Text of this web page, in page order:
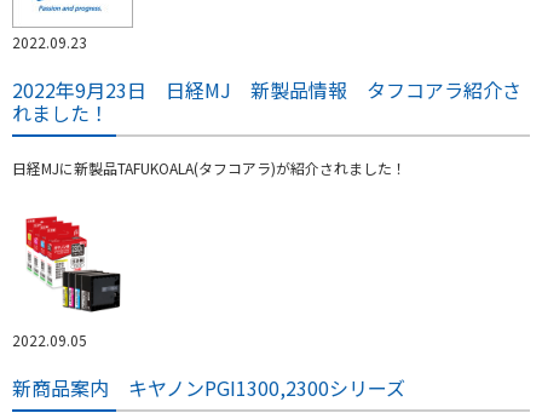
2022.09.23
2022年9月23日 日経MJ 新製品情報 タフコアラ紹介さ
れました！
日経MJに新製品TAFUKOALA(タフコアラ)が紹介されました！
2022.09.05
新商品案内 キヤノンPGI1300,2300シリーズ